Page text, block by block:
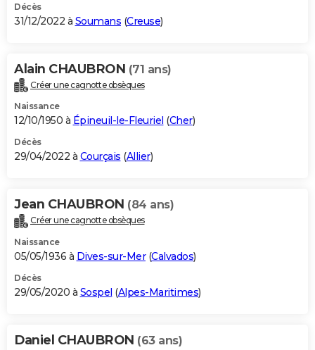
Décès
31/12/2022 à Soumans (Creuse)
Alain CHAUBRON (71 ans)
Créer une cagnotte obsèques
Naissance
12/10/1950 à Épineuil-le-Fleuriel (Cher)
Décès
29/04/2022 à Courçais (Allier)
Jean CHAUBRON (84 ans)
Créer une cagnotte obsèques
Naissance
05/05/1936 à Dives-sur-Mer(Calvados)
Décès
29/05/2020 à Sospel (Alpes-Maritimes)
Daniel CHAUBRON (63 ans)